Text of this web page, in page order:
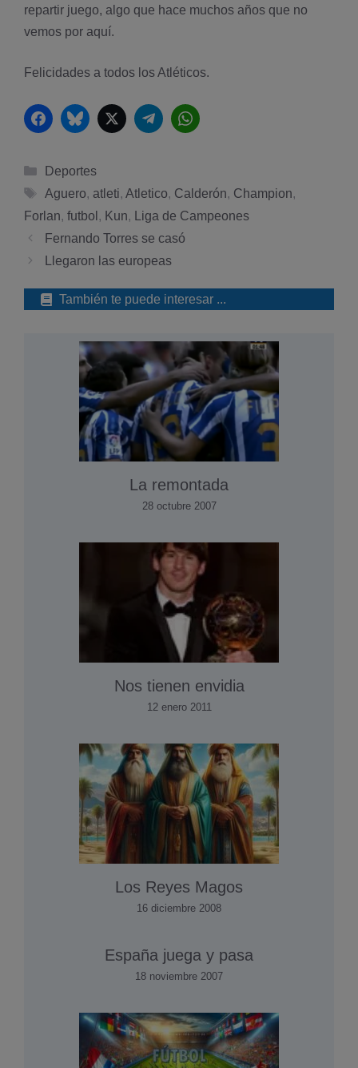
repartir juego, algo que hace muchos años que no
vemos por aquí­.
Felicidades a todos los Atléticos.
FacebookBluesky Twitter Telegram
Categorías
Deportes
Etiquetas
Aguero, atleti, Atletico, Calderón, Champion,
Forlan, futbol , Kun,
Liga de Campeones
Fernando Torres se casó
Llegaron las europeas
También te puede interesar ...
La remontada
28 octubre 2007
Nos tienen envidia
12 enero 2011
Los Reyes Magos
16 diciembre 2008
España juega y pasa
18 noviembre 2007